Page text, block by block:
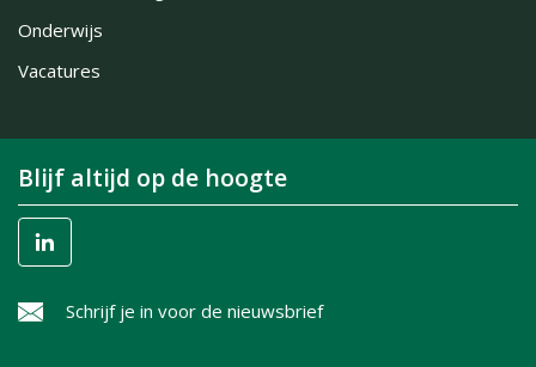
Onderwijs
Vacatures
Blijf altijd op de hoogte
Schrijf je in voor de nieuwsbrief